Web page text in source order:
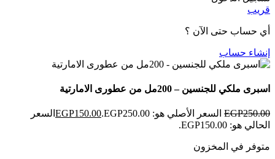
قريب
أي حساب حتى الآن ؟
إنشاء حساب
اسبرى ملكي للجنسين – 200مل من عطورى الامارتية
EGP250.00 السعر الأصلي هو: EGP250.00. EGP150.00
السعر
الحالي هو: EGP150.00.
متوفر في المخزون